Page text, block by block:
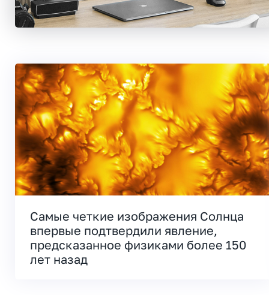
Самые четкие изображения Солнца
впервые подтвердили явление,
предсказанное физиками более 150
лет назад